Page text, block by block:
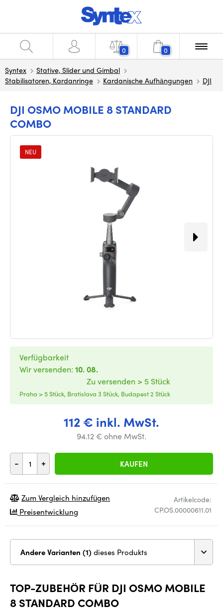
0 0
Syntex
Stative, Slider und Gimbal
Stabilisatoren, Kardanringe
Kardanische Aufhängungen DJI
DJI OSMO MOBILE 8 STANDARD
COMBO
NEU
112 € inkl. MwSt.
94.12 € ohne MwSt.
- + KAUFEN
Verfügbarkeit
Wir versenden: 10. 08.
Zu versenden > 5 Stück
Praha > 5 Stück, Bratislava 3 Stück, Budapest 2 Stück
Artikelcode:
CP.OS.00000611.01
Zum Vergleich hinzufügen
Preisentwicklung
Andere Varianten (1) dieses Produkts
TOP-ZUBEHÖR FÜR DJI OSMO MOBILE
8 STANDARD COMBO